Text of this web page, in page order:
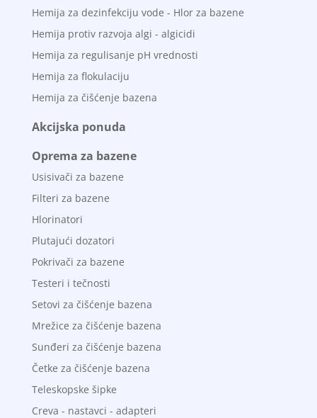
Hemija za dezinfekciju vode - Hlor za bazene
Hemija protiv razvoja algi - algicidi
Hemija za regulisanje pH vrednosti
Hemija za flokulaciju
Hemija za čišćenje bazena
Akcijska ponuda
Oprema za bazene
Usisivači za bazene
Filteri za bazene
Hlorinatori
Plutajući dozatori
Pokrivači za bazene
Testeri i tečnosti
Setovi za čišćenje bazena
Mrežice za čišćenje bazena
Sunđeri za čišćenje bazena
Četke za čišćenje bazena
Teleskopske šipke
Creva - nastavci - adapteri